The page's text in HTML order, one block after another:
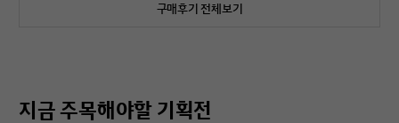
보면 예상과 달라서 후회했다는 이야기도
제공돼서 불안감이 많이 줄었다는
구매후기 전체보기
지금 주목해야할 기획전